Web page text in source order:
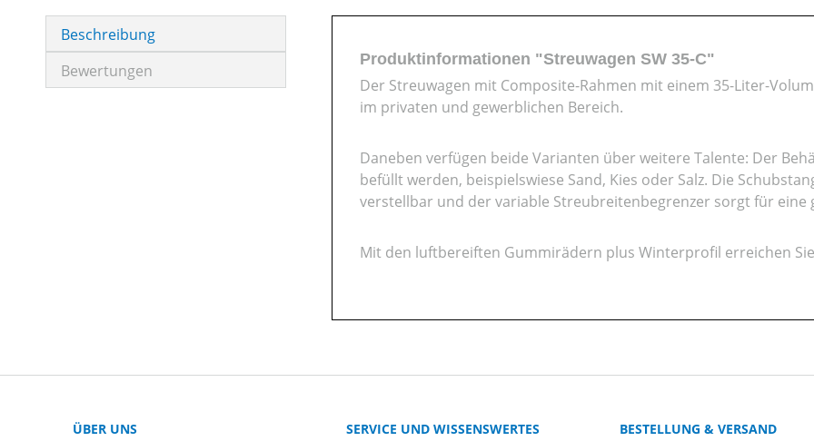
Beschreibung
Bewertungen
Produktinformationen "Streuwagen SW 35-C"
Der Streuwagen mit Composite-Rahmen mit einem 35-Liter-
im privaten und gewerblichen Bereich.
Daneben verfügen beide Varianten über weitere Talente: Der
befüllt werden, beispielswiese Sand, Kies oder Salz. Die
verstellbar und der variable Streubreitenbegrenzer sorgt für eine
Mit den luftbereiften Gummirädern plus Winterprofil erreichen
ÜBER UNS
SERVICE UND WISSENSWERTES
BESTELLUNG & VERSAND